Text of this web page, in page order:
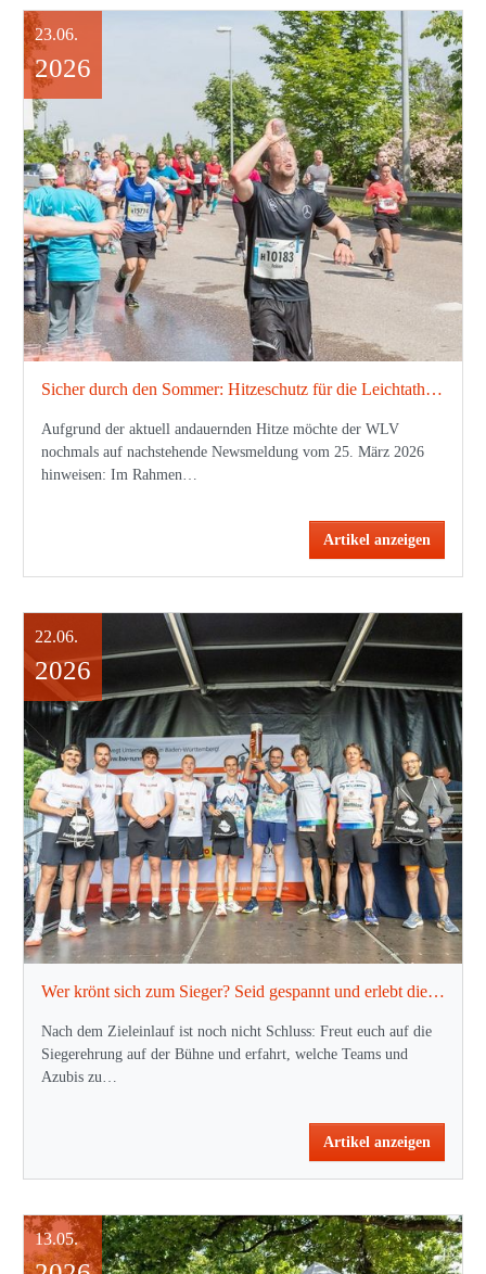
Sicher durch den Sommer: Hitzeschutz für die Leichtathletik-Praxis
Aufgrund der aktuell andauernden Hitze möchte der WLV
nochmals auf nachstehende Newsmeldung vom 25. März 2026
hinweisen: Im Rahmen…
Artikel anzeigen
23.06.
2026
Wer krönt sich zum Sieger? Seid gespannt und erlebt die Ehrungen nach dem Lauf!
Nach dem Zieleinlauf ist noch nicht Schluss: Freut euch auf die
Siegerehrung auf der Bühne und erfahrt, welche Teams und
Azubis zu…
Artikel anzeigen
22.06.
2026
13.05.